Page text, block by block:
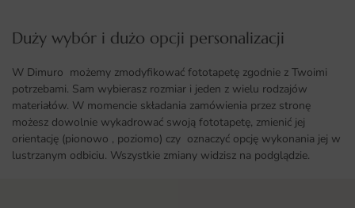
Duży wybór i dużo opcji personalizacji ​
W Dimuro możemy zmodyfikować fototapetę zgodnie z Twoimi
potrzebami. Sam wybierasz rozmiar i jeden z wielu rodzajów
materiałów. W momencie składania zamówienia przez stronę
możesz dowolnie wykadrować swoją fototapetę, zmienić jej
orientację (pionowo , poziomo) czy oznaczyć opcję wykonania jej w
lustrzanym odbiciu. Wszystkie zmiany widzisz na podglądzie.